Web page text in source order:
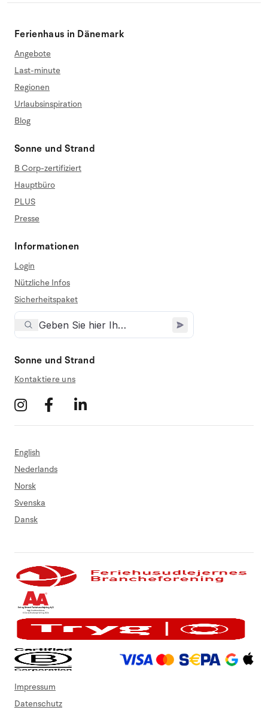
Ferienhaus in Dänemark
Angebote
Last-minute
Regionen
Urlaubsinspiration
Blog
Sonne und Strand
B Corp-zertifiziert
Hauptbüro
PLUS
Presse
Informationen
Login
Nützliche Infos
Sicherheitspaket
Sonne und Strand
Kontaktiere uns
English
Nederlands
Norsk
Svenska
Dansk
Impressum
Datenschutz